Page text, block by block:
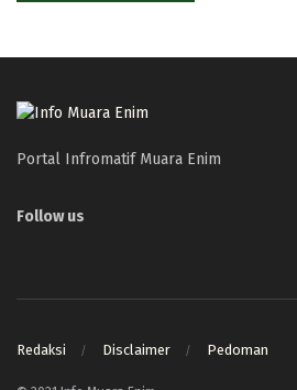
Portal Infromatif Muara Enim
Follow us
Redaksi Disclaimer Pedoman